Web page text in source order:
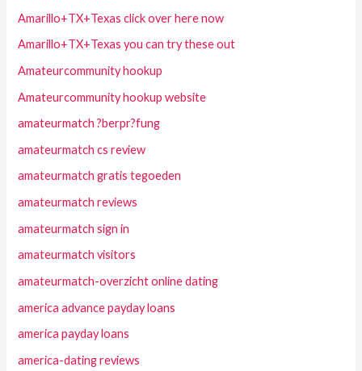
Amarillo+TX+Texas click over here now
Amarillo+TX+Texas you can try these out
Amateurcommunity hookup
Amateurcommunity hookup website
amateurmatch ?berpr?fung
amateurmatch cs review
amateurmatch gratis tegoeden
amateurmatch reviews
amateurmatch sign in
amateurmatch visitors
amateurmatch-overzicht online dating
america advance payday loans
america payday loans
america-dating reviews